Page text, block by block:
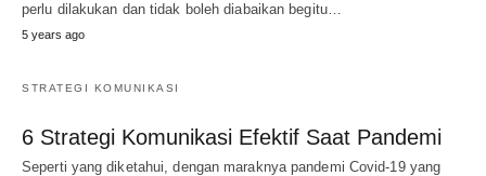
perlu dilakukan dan tidak boleh diabaikan begitu…
5 years ago
STRATEGI KOMUNIKASI
6 Strategi Komunikasi Efektif Saat Pandemi
Seperti yang diketahui, dengan maraknya pandemi Covid-19 yang